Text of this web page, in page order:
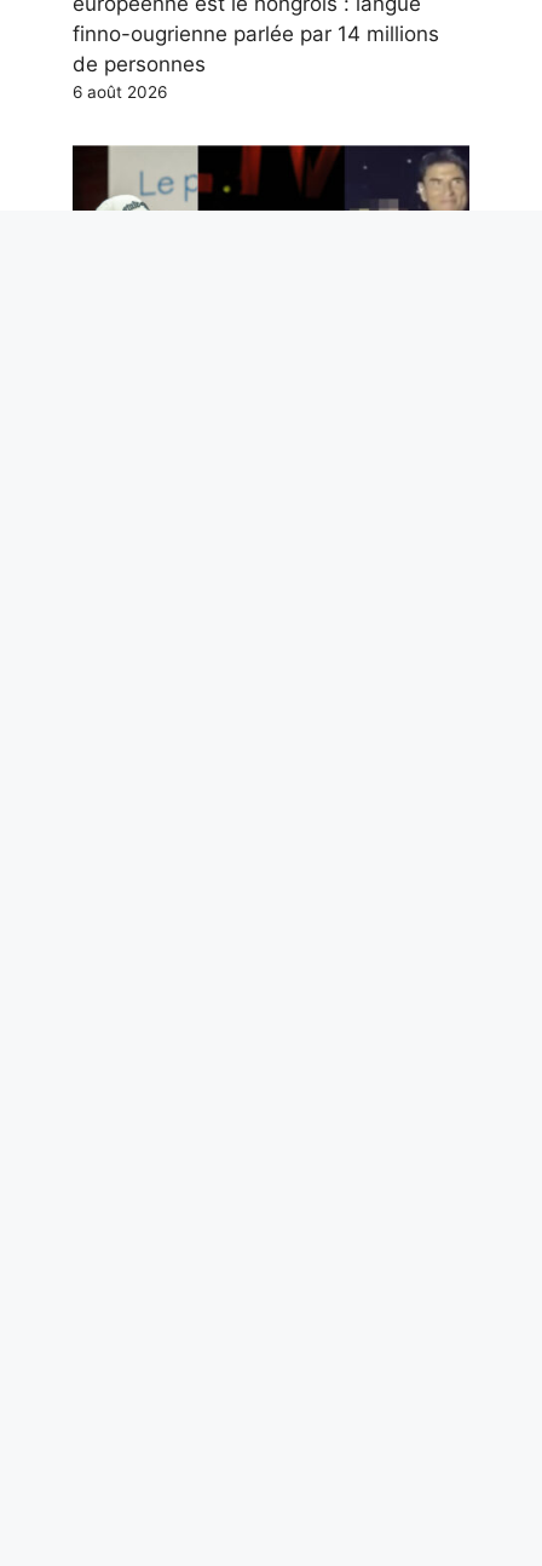
finno-ougrienne parlée par 14 millions
de personnes
6 août 2026